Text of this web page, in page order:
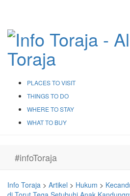
PLACES TO VISIT
THINGS TO DO
WHERE TO STAY
WHAT TO BUY
#infoToraja
Info Toraja > Artikel > Hukum >